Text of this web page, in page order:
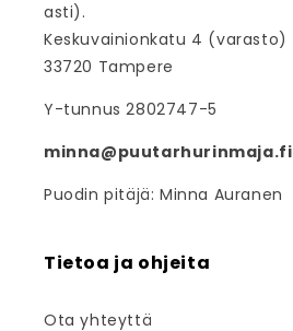
asti).
Keskuvainionkatu 4 (varasto)
33720 Tampere
Y-tunnus 2802747-5
minna@puutarhurinmaja.fi
Puodin pitäjä: Minna Auranen
Tietoa ja ohjeita
Ota yhteyttä